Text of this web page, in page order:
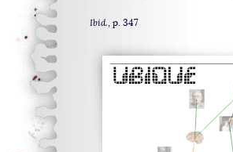
Ibid. , p. 347